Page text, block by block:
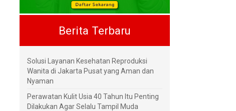
Berita Terbaru
Solusi Layanan Kesehatan Reproduksi
Wanita di Jakarta Pusat yang Aman dan
Nyaman
Perawatan Kulit Usia 40 Tahun Itu Penting
Dilakukan Agar Selalu Tampil Muda